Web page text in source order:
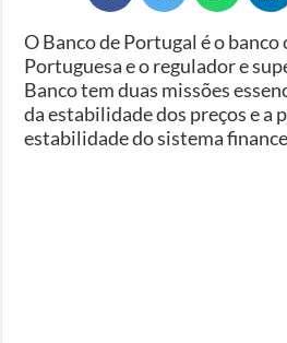
O Banco de Portugal é o
Portuguesa e o regulador e
Banco tem duas missões
da estabilidade dos preços e a
estabilidade do sistema